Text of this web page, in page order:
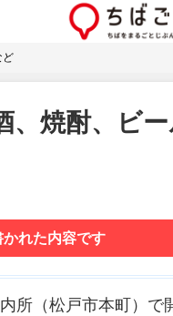
ど
焼酎、ビ
かれた内容です
所（松戸市本町）で